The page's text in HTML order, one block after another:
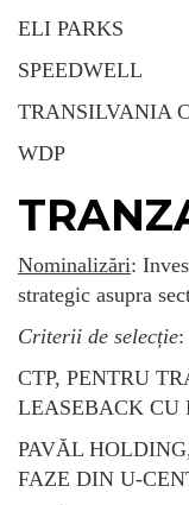
ELI PARKS
SPEEDWELL
TRANSILVANIA
WDP
Nominalizări:
strategic asupra
Criterii de selecție:
CTP, PENTRU
LEASEBACK CU
PAVĂL
FAZE DIN U-